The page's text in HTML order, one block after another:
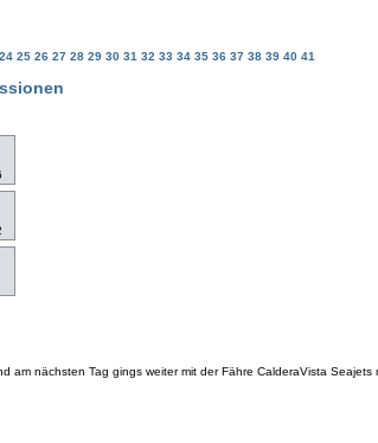
24 25 26 27 28 29 30 31 32 33 34 35 36 37 38 39 40 41
nächsten Tag gings weiter mit der Fähre CalderaVista Seajets